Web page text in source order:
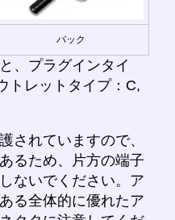
バック
、プラグインタイ
トレットタイプ：C,
されていますので、
るため、片方の端子
ないでください。ア
る全体的に優れたア